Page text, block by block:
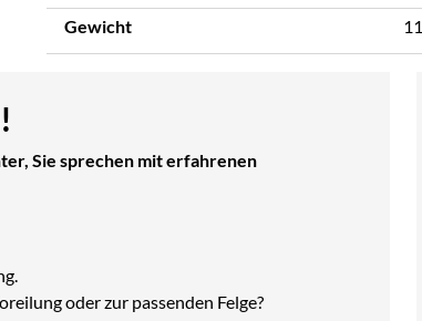
Gewicht
Sie sprechen mit erfahrenen
oder zur passenden Felge?